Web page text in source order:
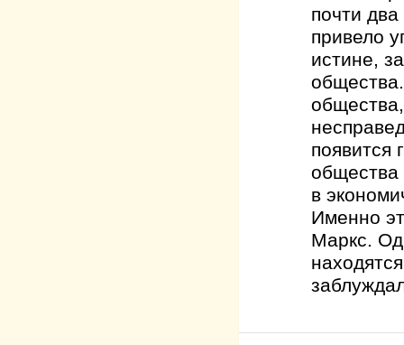
почти
привело
истине,
появится
общества
в
Именно
Маркс.